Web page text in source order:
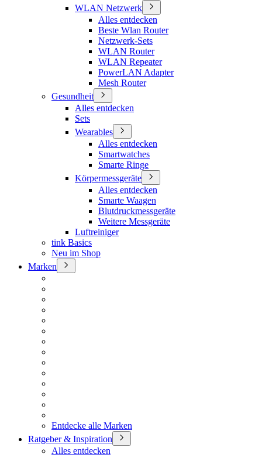
WLAN Netzwerk
Alles entdecken
Beste Wlan Router
Netzwerk-Sets
WLAN Router
WLAN Repeater
PowerLAN Adapter
Mesh Router
Gesundheit
Alles entdecken
Sets
Wearables
Alles entdecken
Smartwatches
Smarte Ringe
Körpermessgeräte
Alles entdecken
Smarte Waagen
Blutdruckmessgeräte
Weitere Messgeräte
Luftreiniger
tink Basics
Neu im Shop
Marken
Entdecke alle Marken
Ratgeber & Inspiration
Alles entdecken